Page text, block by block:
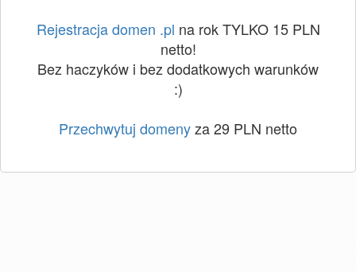
Rejestracja domen .pl na rok TYLKO 15 PLN
netto!
Bez haczyków i bez dodatkowych warunków
:)
Przechwytuj domenyza 29 PLN netto